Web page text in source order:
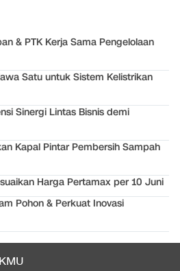
& PTK Kerja Sama Pengelolaan
Satu untuk Sistem Kelistrikan
Sinergi Lintas Bisnis demi
Kapal Pintar Pembersih Sampah
Harga Pertamax per 10 Juni
Pohon & Perkuat Inovasi